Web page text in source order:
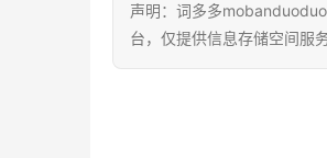
声明：词多多
台，仅提供信息存储空间服